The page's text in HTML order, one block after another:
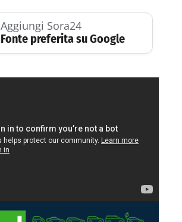
Aggiungi Sora24
Fonte preferita su Google